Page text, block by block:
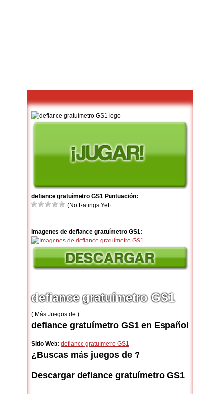
defiance gratuímetro GS1 Puntuación:
(No Ratings Yet)
Imagenes de defiance gratuímetro GS1:
defiance gratuímetro GS1
( Más Juegos de )
defiance gratuímetro GS1 en Español
Sitio Web: defiance gratuímetro GS1
¿Buscas más juegos de ?
Descargar defiance gratuímetro GS1